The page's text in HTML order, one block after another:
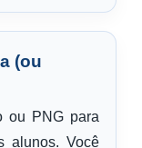
(ou
ou PNG para
alunos. Você